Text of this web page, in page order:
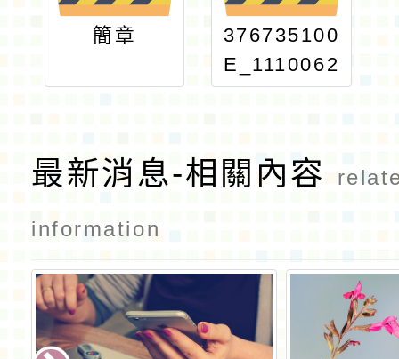
簡章
376735100
E_1110062
155_ATTA
最新消息-相關內容
information